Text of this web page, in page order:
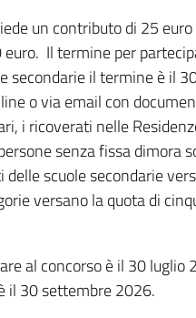
un contributo di 25
Il termine per
secondarie il termine è il
o via email con
i ricoverati nelle
senza fissa dimora
scuole secondarie
versano la quota di
al concorso è il 30 luglio
il 30 settembre 2026.